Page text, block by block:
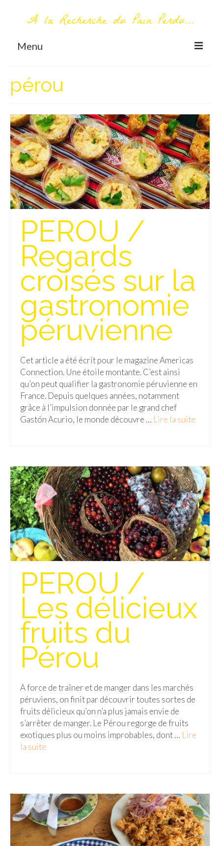
A la Recherche du Pain Perdu...
Menu
Première visite – A propos
Me contacter
AUTOUR DU MONDE
AFRIQUE
La Réunion
AMERIQUE DU SUD
Isla del Sol
Lac Titicaca
Salar d’Uyuni
Sucre
Chili
Paraguay
Pérou
Lac Titicaca
Machu Picchu
ASIE
Guilin & Yangshuo
Xi’An
Corée du Sud
Japon
Fukuoka
Kamakura
Mont Fuji
Nikko
Tokyo
Cameron Highlands
Penang
Singapour
Hanoi
Hué
Mai Chau
pérou
PEROU /
Regards
croisés sur la
gastronomie
péruvienne
Cet article a été écrit pour le magazine Americas
Connection. Une étoile montante. C’est ainsi
qu’on peut qualifier la gastronomie péruvienne en
France. Depuis quelques années, notamment
grâce à l’impulsion donnée par le grand chef
Gastón Acurio, le monde découvre … Lire la suite­­
PEROU /
Les délicieux
fruits du
Pérou
A force de traîner et de manger dans les marchés
péruviens, on finit par découvrir toutes sortes de
fruits délicieux qu’on n’a plus jamais envie de
s’arrêter de manger. Le Pérou regorge de fruits
exotiques plus ou moins improbables, dont … Lire
la suite­­